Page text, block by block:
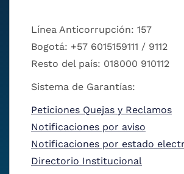
Línea Anticorrupción: 157
Bogotá: +57 6015159111 / 9112
Resto del país: 018000 910112
Sistema de Garantías:
Peticiones Quejas y Reclamos
Notificaciones por aviso
Notificaciones por estado
Directorio Institucional